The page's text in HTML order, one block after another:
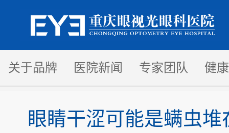
关于品牌 医院新闻 专家团队 健
眼睛干涩可能是螨虫堆